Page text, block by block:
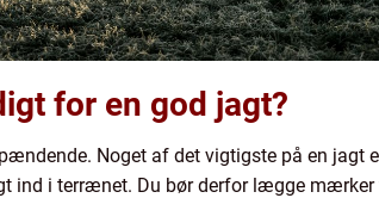
for en god jagt?
Noget af det vigtigste på en jagt
ind i terrænet. Du bør derfor lægge